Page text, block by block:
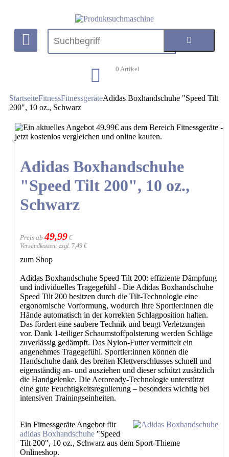
0 Artikel
StartseiteFitnessFitnessgeräteAdidas Boxhandschuhe "Speed Tilt
200", 10 oz., Schwarz
Adidas Boxhandschuhe
"Speed Tilt 200", 10 oz.,
Schwarz
Preis ab 49,99 €
Versandkosten: zzgl. 7,49 €
zum Shop
Adidas Boxhandschuhe Speed Tilt 200: effiziente Dämpfung
und individuelles Tragegefühl - Die Adidas Boxhandschuhe
Speed Tilt 200 besitzen durch die Tilt-Technologie eine
ergonomische Vorformung, wodurch Ihre Sportler:innen die
Hände automatisch in der korrekten Schlagposition halten.
Das fördert eine saubere Technik und beugt Verletzungen
vor. Dank 1-teiliger Schaumstoffpolsterung werden Schläge
zuverlässig gedämpft. Das Nylon-Futter vermittelt ein
angenehmes Tragegefühl. Sportler:innen können die
Handschuhe dank des breiten Klettverschlusses schnell und
eigenständig an- und ausziehen und dieser schützt zusätzlich
die Handgelenke. Die Aeroready-Technologie unterstützt
eine gute Feuchtigkeitsregulierung – besonders wichtig bei
intensiven Trainingseinheiten.
Ein Fitnessgeräte Angebot für
adidas Boxhandschuhe "Speed
Tilt 200", 10 oz., Schwarz aus dem Sport-Thieme
Onlineshop.